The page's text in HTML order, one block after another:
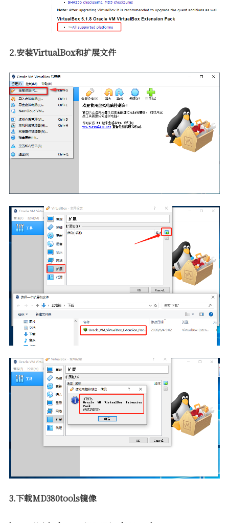
2.安装VirtualBox和扩展文件
3.下载MD380tools镜像